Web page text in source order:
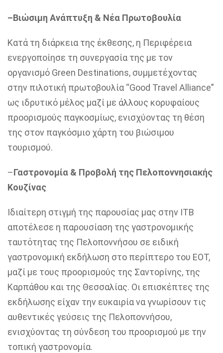
–Βιώσιμη Ανάπτυξη & Νέα Πρωτοβουλία
Κατά τη διάρκεια της έκθεσης, η Περιφέρεια
ενεργοποίησε τη συνεργασία της με τον
οργανισμό Green Destinations, συμμετέχοντας
στην πιλοτική πρωτοβουλία “Good Travel Alliance”
ως ιδρυτικό μέλος μαζί με άλλους κορυφαίους
προορισμούς παγκοσμίως, ενισχύοντας τη θέση
της στον παγκόσμιο χάρτη του βιώσιμου
τουρισμού.
–Γαστρονομία & Προβολή της Πελοποννησιακής
Κουζίνας
Ιδιαίτερη στιγμή της παρουσίας μας στην ITB
αποτέλεσε η παρουσίαση της γαστρονομικής
ταυτότητας της Πελοποννήσου σε ειδική
γαστρονομική εκδήλωση στο περίπτερο του ΕΟΤ,
μαζί με τους προορισμούς της Σαντορίνης, της
Καρπάθου και της Θεσσαλίας. Οι επισκέπτες της
εκδήλωσης είχαν την ευκαιρία να γνωρίσουν τις
αυθεντικές γεύσεις της Πελοποννήσου,
ενισχύοντας τη σύνδεση του προορισμού με την
τοπική γαστρονομία.